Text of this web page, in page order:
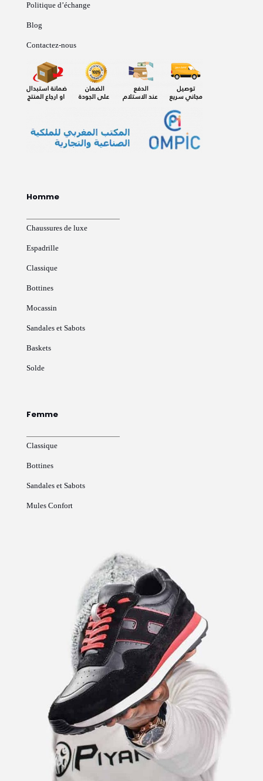
Politique d’échange
Blog
Contactez-nous
Homme
Chaussures de luxe
Espadrille
Classique
Bottines
Mocassin
Sandales et Sabots
Baskets
Solde
Femme
Classique
Bottines
Sandales et Sabots
Mules Confort